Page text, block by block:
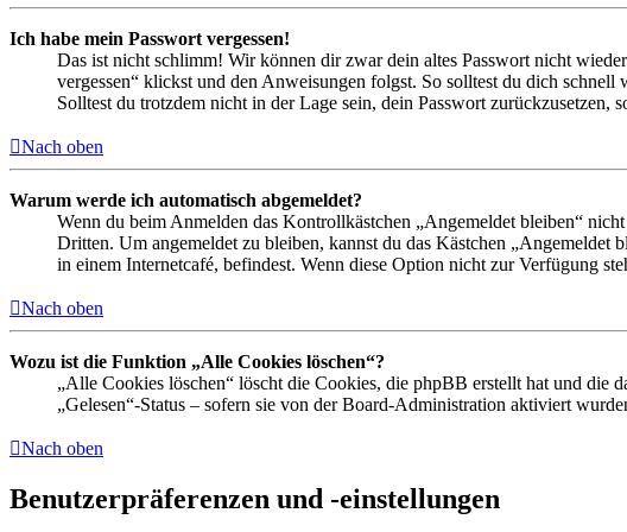
Ich habe mein Passwort vergessen!
Das ist nicht schlimm! Wir können dir zwar dein altes Passwort nicht
vergessen“ klickst und den Anweisungen folgst. So solltest du dich schnell
Solltest du trotzdem nicht in der Lage sein, dein Passwort zurückzusetzen,
Nach oben
Warum werde ich automatisch abgemeldet?
Wenn du beim Anmelden das Kontrollkästchen „Angemeldet bleiben“
Dritten. Um angemeldet zu bleiben, kannst du das Kästchen
in einem Internetcafé, befindest. Wenn diese Option nicht zur Verfügung
Nach oben
Wozu ist die Funktion „Alle Cookies löschen“?
„Alle Cookies löschen“ löscht die Cookies, die phpBB erstellt hat und die
„Gelesen“-Status – sofern sie von der Board-Administration aktiviert
Nach oben
Benutzerpräferenzen und -einstellungen